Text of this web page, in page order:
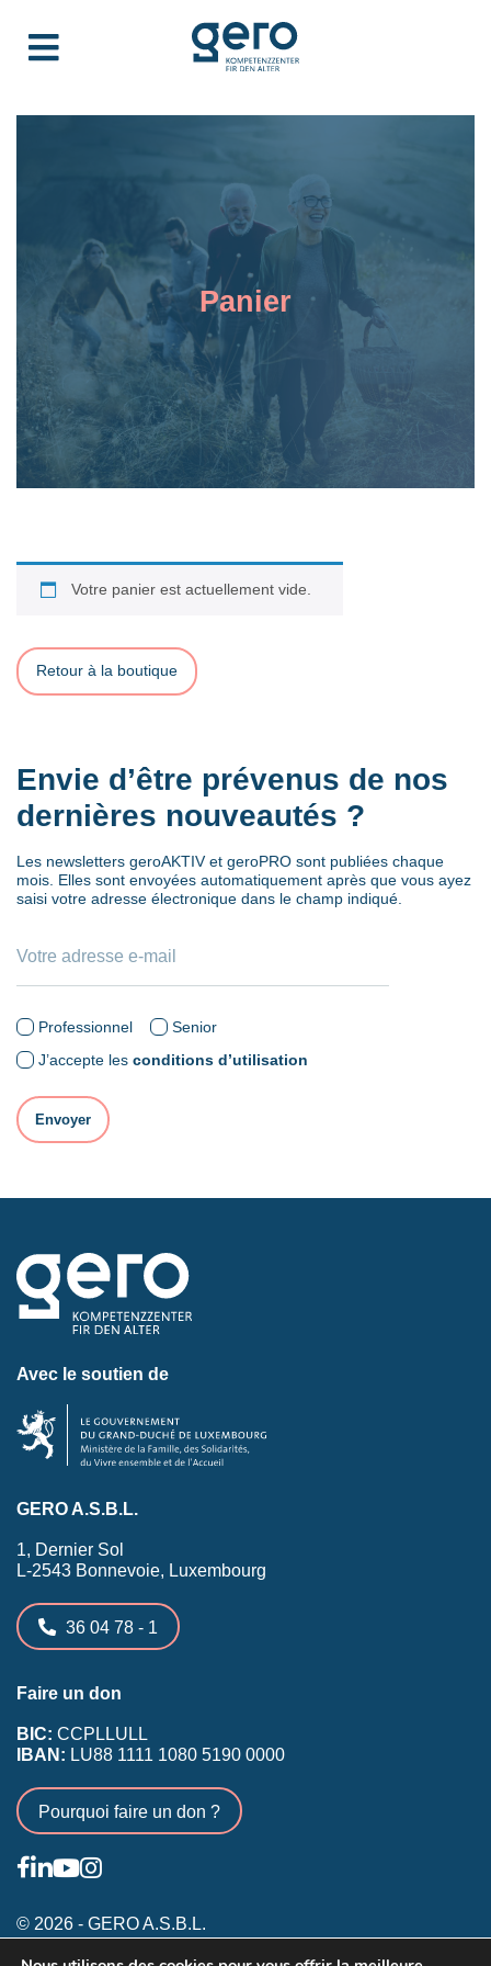
Panier
Votre panier est actuellement vide.
Retour à la boutique
Envie d’être prévenus de nos
dernières nouveautés ?
Les newsletters geroAKTIV et geroPRO sont publiées chaque
mois. Elles sont envoyées automatiquement après que vous ayez
saisi votre adresse électronique dans le champ indiqué.
Professionnel
Senior
J’accepte les conditions d’utilisation
Avec le soutien de
GERO A.S.B.L.
1, Dernier Sol
L-2543 Bonnevoie, Luxembourg
36 04 78 - 1
Faire un don
BIC: CCPLLULL
IBAN: LU88 1111 1080 5190 0000
Pourquoi faire un don ?
© 2026 - GERO A.S.B.L.